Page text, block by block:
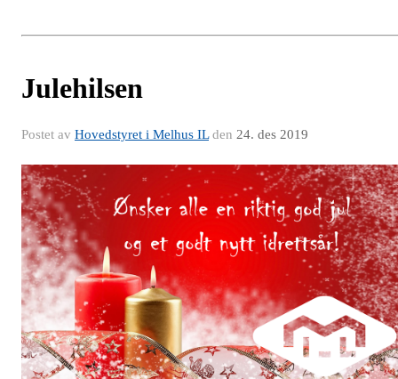
Julehilsen
Postet av Hovedstyret i Melhus ILden 24. des 2019